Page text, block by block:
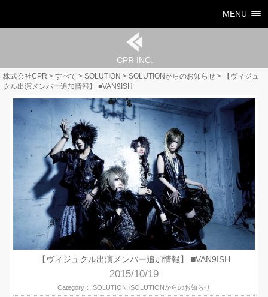
CPR INC.
MENU
株式会社CPR > すべて > SOLUTION > SOLUTIONからのお知らせ >
【ヴィジュ
クル出演メンバー追加情報】 ■VAN9ISH
【ヴィジュクル出演メンバー追加情報】 ■VAN9ISH
2015/10/19
Category： SOLUTION SOLUTIONからのお知らせ